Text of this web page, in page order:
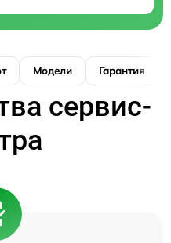
Модели Гарантия
сервис-